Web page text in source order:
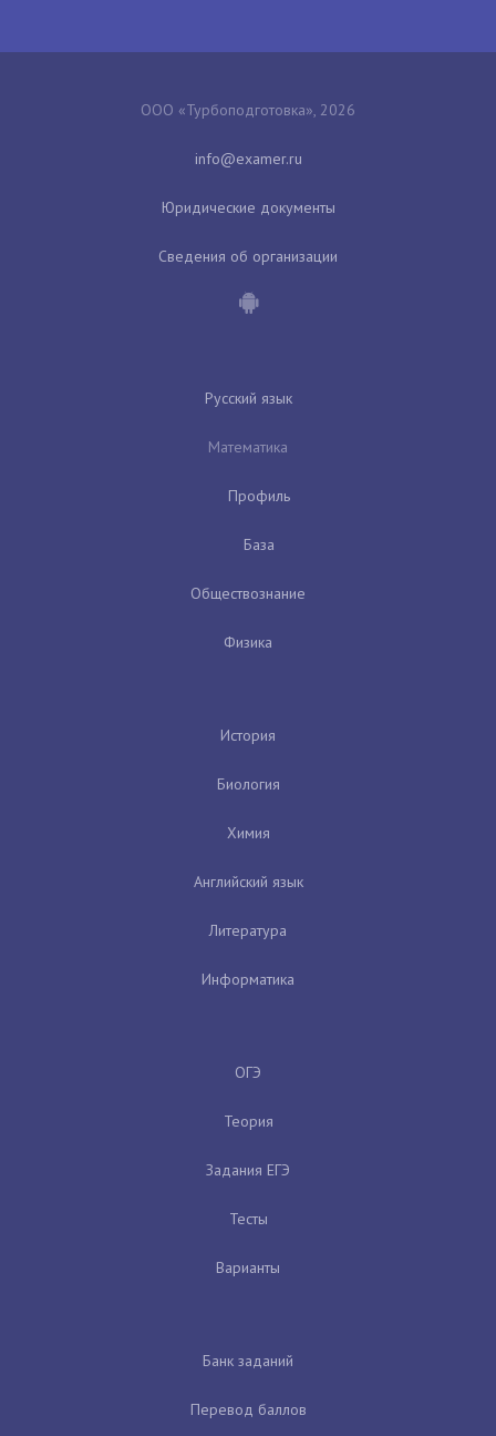
ООО «Турбоподготовка», 2026
Юридические документы
Сведения об организации
Русский язык
Математика
Профиль
База
Обществознание
Физика
История
Биология
Химия
Английский язык
Литература
Информатика
ОГЭ
Теория
Задания ЕГЭ
Тесты
Варианты
Банк заданий
Перевод баллов